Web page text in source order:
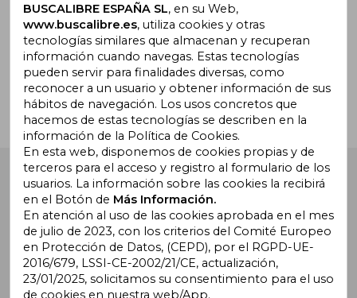
¿Necesitas ayuda?
Ir a Centro de Soporte
Buscalibre España . Calle Energía, 65, Nave 3 (08940),
Cornellà de Llobregat, Barcelona. Derechos Reservados.
BUSCALIBRE ESPAÑA SL, en su Web,
www.buscalibre.es, utiliza cookies y otras
tecnologías similares que almacenan y recuperan
información cuando navegas. Estas tecnologías
pueden servir para finalidades diversas, como
reconocer a un usuario y obtener información de sus
hábitos de navegación. Los usos concretos que
hacemos de estas tecnologías se describen en la
información de la Política de Cookies.
En esta web, disponemos de cookies propias y de
terceros para el acceso y registro al formulario de los
usuarios. La información sobre las cookies la recibirá
en el Botón de Más Información.
En atención al uso de las cookies aprobada en el mes
de julio de 2023, con los criterios del Comité Europeo
en Protección de Datos, (CEPD), por el RGPD-UE-
2016/679, LSSI-CE-2002/21/CE, actualización,
23/01/2025, solicitamos su consentimiento para el uso
de cookies en nuestra web/App.